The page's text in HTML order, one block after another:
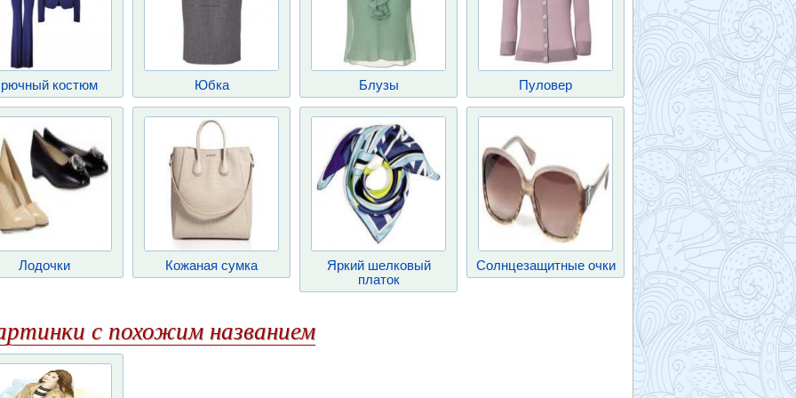
костюм Юбка Блузы Пуловер
Лодочки Кожаная сумка
Яркий шелковый
платок
Солнцезащитные очки
с похожим названием